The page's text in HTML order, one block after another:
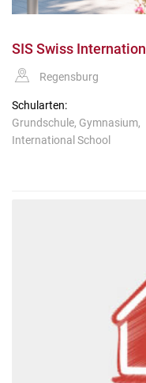
SIS Swiss
Regensburg
Schularten:
Grundschule, Gymnasium,
International School